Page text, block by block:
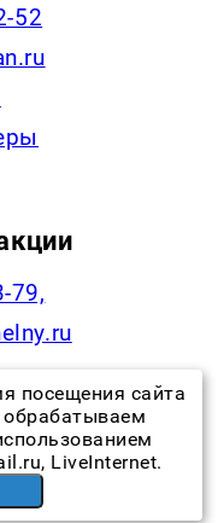
52
79,
посещения сайта
LiveInternet.